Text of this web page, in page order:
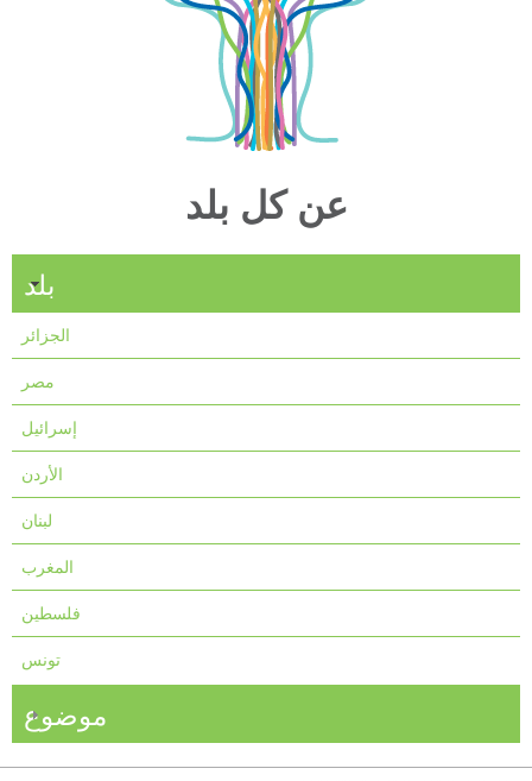
عن كل بلد
بلد
الجزائر
مصر
إسرائيل
الأردن
لبنان
المغرب
فلسطين
تونس
موضوع